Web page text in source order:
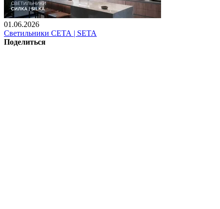
01.06.2026
Светильники СЕТА | SETA
Поделиться